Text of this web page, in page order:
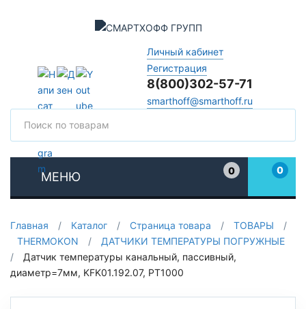
Личный кабинет
Регистрация
8(800)302-57-71
smarthoff@smarthoff.ru
МЕНЮ
0
0
Главная / Каталог / Страница товара / ТОВАРЫ
/
THERMOKON
/
ДАТЧИКИ ТЕМПЕРАТУРЫ ПОГРУЖНЫЕ
/
Датчик температуры канальный, пассивный,
диаметр=7мм, KFK01.192.07, PT1000